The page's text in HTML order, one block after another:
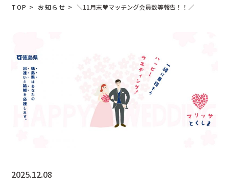
TOP > お知らせ > ＼11月末♥マッチング会員数等報告！！／
2025.12.08